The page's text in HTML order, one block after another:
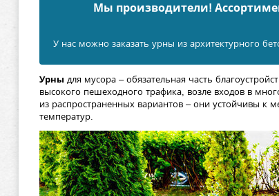
Мы производители!
У нас можно заказать урны из архитектурного
Урны для мусора – обязательная часть
высокого пешеходного трафика, возле входов в
из распространенных вариантов – они устойчивы к
температур.